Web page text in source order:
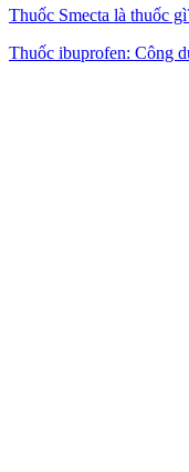
Thuốc Smecta là thuốc
Thuốc ibuprofen: Công